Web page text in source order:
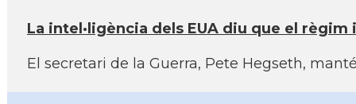
La intel·ligència dels EUA diu que el
El secretari de la Guerra, Pete Hegseth,